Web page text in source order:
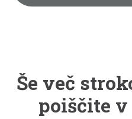
Še več
poiščite